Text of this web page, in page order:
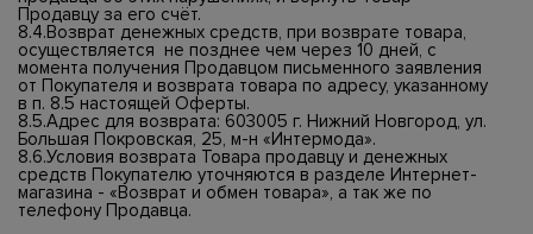
Продавцу за его счёт.
8.4.Возврат денежных средств, при возврате товара,
осуществляется не позднее чем через 10 дней, с
момента получения Продавцом письменного заявления
от Покупателя и возврата товара по адресу, указанному
в п. 8.5 настоящей Оферты.
8.5.Адрес для возврата: 603005 г. Нижний Новгород, ул.
Большая Покровская, 25, м-н «Интермода».
8.6.Условия возврата Товара продавцу и денежных
средств Покупателю уточняются в разделе Интернет-
магазина - «Возврат и обмен товара», а так же по
телефону Продавца.